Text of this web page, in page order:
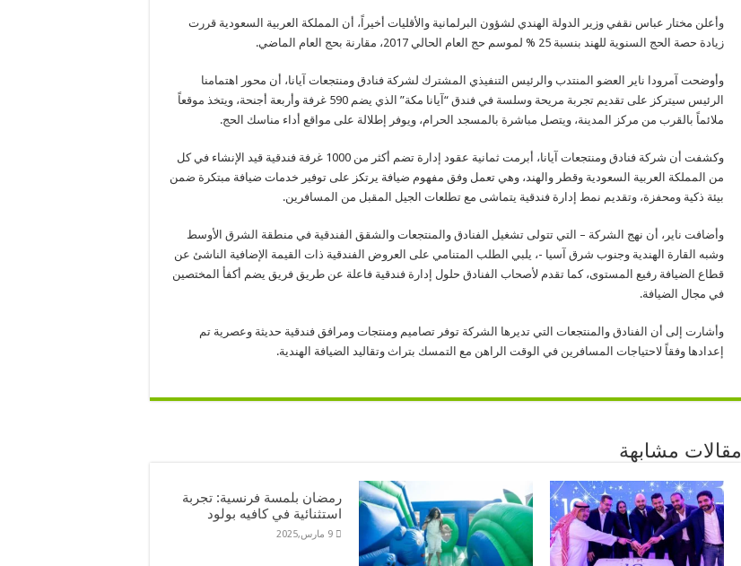
وأعلن مختار عباس نقفي وزير الدولة الهندي لشؤون البرلمانية والأقليات أخيراً، أن المملكة العربية السعودية قررت
زيادة حصة الحج السنوية للهند بنسبة 25 % لموسم حج العام الحالي 2017، مقارنة بحج العام الماضي.
وأوضحت آمرودا ناير العضو المنتدب والرئيس التنفيذي المشترك لشركة فنادق ومنتجعات آيانا، أن محور اهتمامنا
الرئيس سيتركز على تقديم تجربة مريحة وسلسة في فندق “آيانا مكة” الذي يضم 590 غرفة وأربعة أجنحة، ويتخذ موقعاً
ملائماً بالقرب من مركز المدينة، ويتصل مباشرة بالمسجد الحرام، ويوفر إطلالة على مواقع أداء مناسك الحج.
وكشفت أن شركة فنادق ومنتجعات آيانا، أبرمت ثمانية عقود إدارة تضم أكثر من 1000 غرفة فندقية قيد الإنشاء في كل
من المملكة العربية السعودية وقطر والهند، وهي تعمل وفق مفهوم ضيافة يرتكز على توفير خدمات ضيافة مبتكرة ضمن
بيئة ذكية ومحفزة، وتقديم نمط إدارة فندقية يتماشى مع تطلعات الجيل المقبل من المسافرين.
وأضافت ناير، أن نهج الشركة – التي تتولى تشغيل الفنادق والمنتجعات والشقق الفندقية في منطقة الشرق الأوسط
وشبه القارة الهندية وجنوب شرق آسيا -، يلبي الطلب المتنامي على العروض الفندقية ذات القيمة الإضافية الناشئ عن
قطاع الضيافة رفيع المستوى، كما تقدم لأصحاب الفنادق حلول إدارة فندقية فاعلة عن طريق فريق يضم أكفأ المختصين
في مجال الضيافة.
وأشارت إلى أن الفنادق والمنتجعات التي تديرها الشركة توفر تصاميم ومنتجات ومرافق فندقية حديثة وعصرية تم
إعدادها وفقاً لاحتياجات المسافرين في الوقت الراهن مع التمسك بتراث وتقاليد الضيافة الهندية.
مقالات مشابهة
رمضان بلمسة فرنسية: تجربة
استثنائية في كافيه بولود
9 مارس,2025